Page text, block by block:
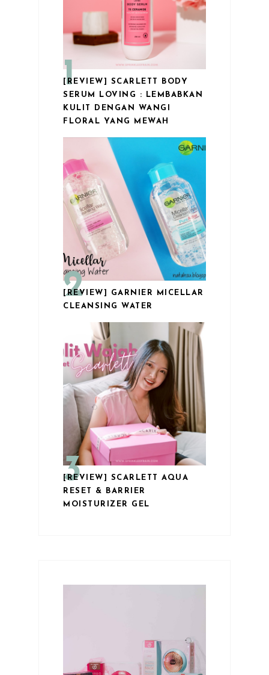
[REVIEW] SCARLETT BODY
SERUM LOVING : LEMBABKAN
KULIT DENGAN WANGI
FLORAL YANG MEWAH
[REVIEW] GARNIER MICELLAR
CLEANSING WATER
[REVIEW] SCARLETT AQUA
RESET & BARRIER
MOISTURIZER GEL